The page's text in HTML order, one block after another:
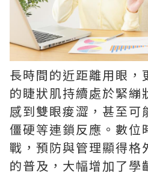
長時間的近距離用眼，
的睫狀肌持續處於緊繃
感到雙眼痠澀，甚至可
僵硬等連鎖反應。數位
戰，預防與管理顯得格
的普及，大幅增加了學